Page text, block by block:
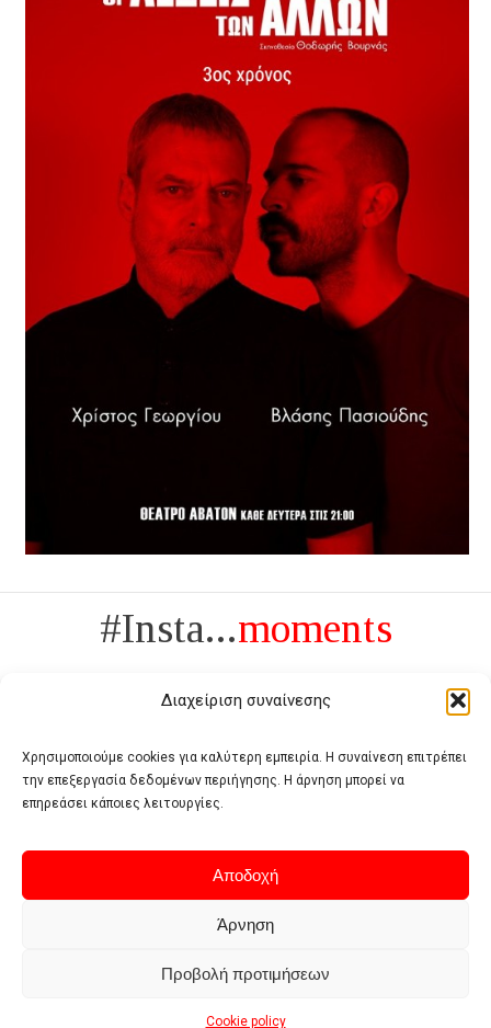
Διαχείριση συναίνεσης
Χρησιμοποιούμε cookies για καλύτερη εμπειρία. Η συναίνεση επιτρέπει
την επεξεργασία δεδομένων περιήγησης. Η άρνηση μπορεί να
επηρεάσει κάποιες λειτουργίες.
Αποδοχή
Άρνηση
Προβολή προτιμήσεων
Cookie policy
#Insta...moments
Πολυτέλεια δεν είναι το αντίθετο της ανέχειας, είναι το αντίθετο της
Terms of use Privacy policy Cookie policy